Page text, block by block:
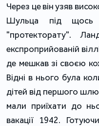
Через це він узяв
Шульца під щось
"протекторату".
експроприйованій
де мешкав зі своєю
Відні в нього була
дітей від першого
мали приїхати до
вакації 1942.